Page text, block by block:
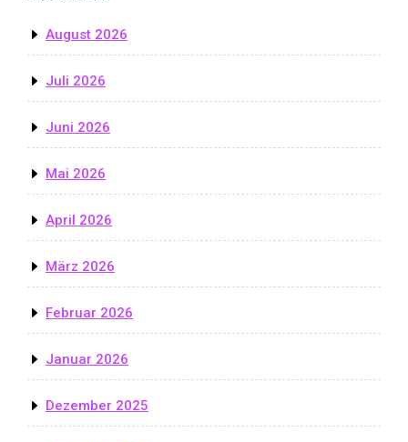
August 2026
Juli 2026
Juni 2026
Mai 2026
April 2026
März 2026
Februar 2026
Januar 2026
Dezember 2025